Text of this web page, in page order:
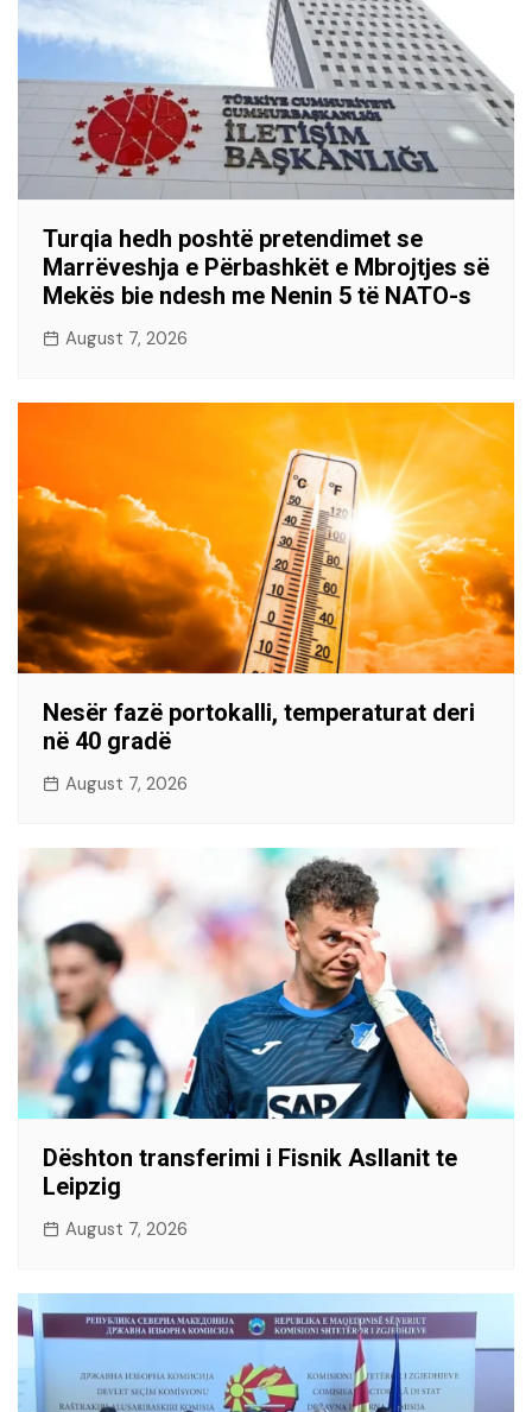
Turqia hedh poshtë pretendimet se
Marrëveshja e Përbashkët e Mbrojtjes së
Mekës bie ndesh me Nenin 5 të NATO-s
August 7, 2026
Nesër fazë portokalli, temperaturat deri
në 40 gradë
August 7, 2026
Dështon transferimi i Fisnik Asllanit te
Leipzig
August 7, 2026